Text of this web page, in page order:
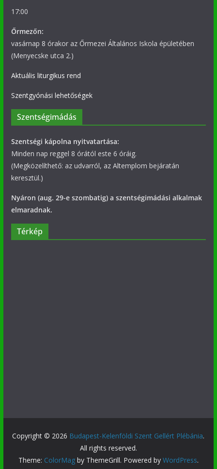
17:00
Őrmezőn:
vasárnap 8 órakor az Őrmezei Általános Iskola épületében
(Menyecske utca 2.)
Aktuális liturgikus rend
Szentgyónási lehetőségek
Szentségimádás
Szentségi kápolna nyitvatartása:
Minden nap reggel 8 órától este 6 óráig.
(Megközelíthető: az udvarról, az Altemplom bejáratán
keresztül.)
Nyáron (aug. 29-e szombatig) a szentségimádási alkalmak
elmaradnak.
Térkép
Copyright © 2026 Budapest-Kelenföldi Szent Gellért Plébánia.
All rights reserved.
Theme: ColorMagby ThemeGrill. Powered by WordPress.